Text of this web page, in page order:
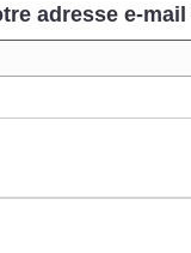
adresse e-mail